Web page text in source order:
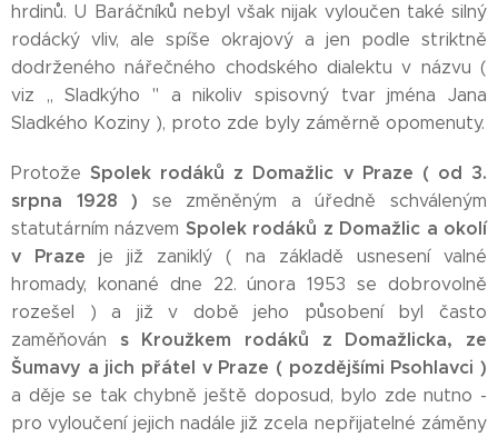
hrdinů. U Baráčníků nebyl však nijak vyloučen také silný
rodácký vliv, ale spíše okrajový a jen podle striktně
dodrženého nářečného chodského dialektu v názvu (
viz ,, Sladkýho '' a nikoliv spisovný tvar jména Jana
Sladkého Koziny ), proto zde byly záměrně opomenuty.
Protože Spolek rodáků z Domažlic v Praze ( od 3.
srpna 1928 ) se změněným a úředně schváleným
statutárním názvem Spolek rodáků z Domažlic a okolí
v Praze je již zaniklý ( na základě usnesení valné
hromady, konané dne 22. února 1953 se dobrovolně
rozešel ) a již v době jeho působení byl často
zaměňován s Kroužkem rodáků z Domažlicka, ze
Šumavy a jich přátel v Praze ( pozdějšími Psohlavci )
a děje se tak chybně ještě doposud, bylo zde nutno -
pro vyloučení jejich nadále již zcela nepřijatelné záměny